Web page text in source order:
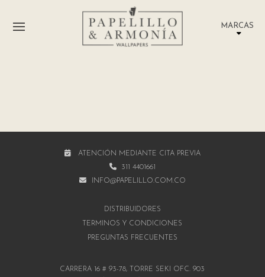
MARCAS
ATENCIÓN MEDIANTE CITA PREVIA
311 4401661
INFO@PAPELILLO.COM.CO
DISTRIBUIDORES
TÉRMINOS Y CONDICIONES
PREGUNTAS FRECUENTES
CARRERA 16 # 93-78, TORRE SEKI OFC. 903